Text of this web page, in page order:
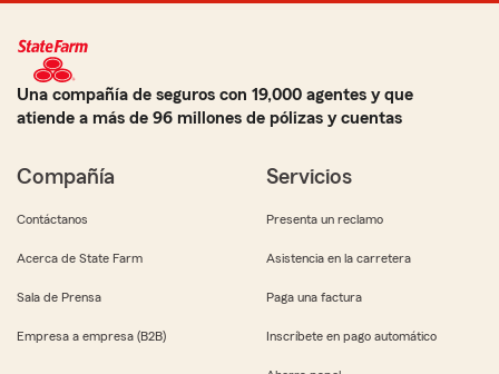
Una compañía de seguros con 19,000 agentes y que
atiende a más de 96 millones de pólizas y cuentas
Compañía
Contáctanos
Acerca de State Farm
Sala de Prensa
Empresa a empresa (B2B)
Servicios
Presenta un reclamo
Asistencia en la carretera
Paga una factura
Inscríbete en pago automático